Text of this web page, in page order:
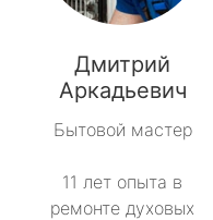
Дмитрий
Аркадьевич
Бытовой мастер
11 лет опыта в
ремонте духовых